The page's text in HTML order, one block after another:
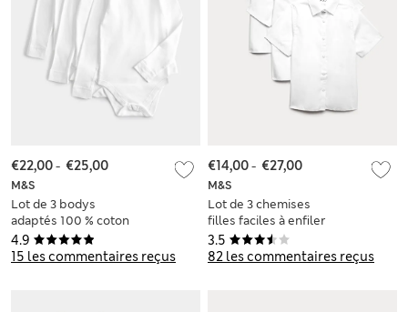
4.9
15 les commentaires reçus
M&S
Lot de 3 bodys
adaptés 100 % coton
(du 3 au 16 ans)
€22,00- €25,00
3.5
82 les commentaires reçus
M&S
Lot de 3 chemises
filles faciles à enfiler
et à repasser,
idéales pour l’école
€14,00- €27,00